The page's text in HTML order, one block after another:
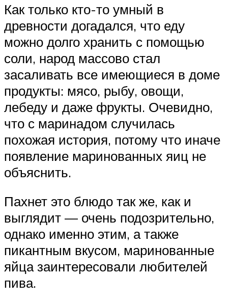
Как только кто-то умный в
древности догадался, что еду
можно долго хранить с помощью
соли, народ массово стал
засаливать все имеющиеся в доме
продукты: мясо, рыбу, овощи,
лебеду и даже фрукты. Очевидно,
что с маринадом случилась
похожая история, потому что иначе
появление маринованных яиц не
объяснить.
Пахнет это блюдо так же, как и
выглядит — очень подозрительно,
однако именно этим, а также
пикантным вкусом, маринованные
яйца заинтересовали любителей
пива.